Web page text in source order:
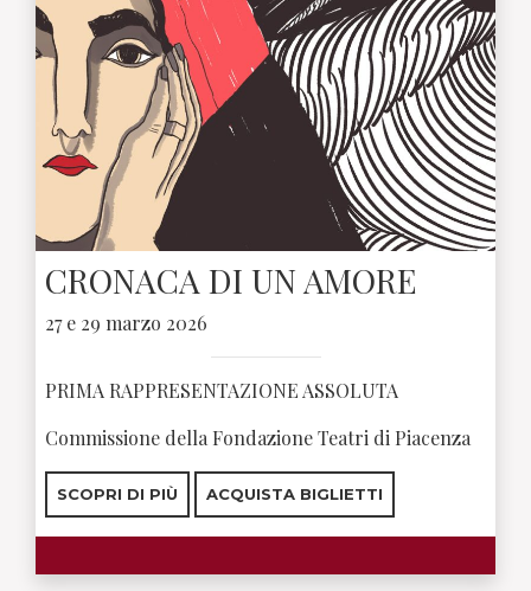
CRONACA DI UN AMORE
27 e 29 marzo 2026
PRIMA RAPPRESENTAZIONE ASSOLUTA
Commissione della Fondazione Teatri di Piacenza
SCOPRI DI PIÙ ACQUISTA BIGLIETTI